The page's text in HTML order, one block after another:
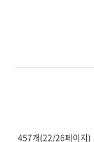
457개(22/26페이지)